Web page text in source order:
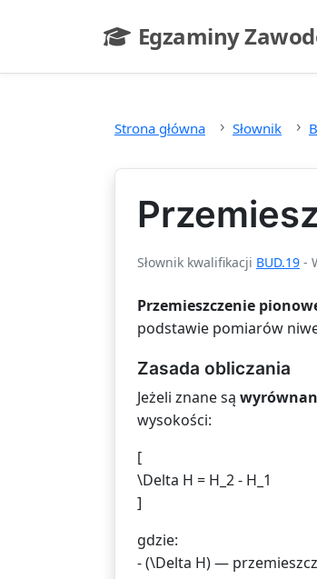
Egzaminy
- strona główna
Strona główna Słownik
Słownik kwalifikacji BUD.19 -
Przemieszczenie
podstawie pomiarów
Zasada obliczania
Jeżeli znane są
wysokości:
[
\Delta H = H_2 - H_1
]
gdzie:
- (\Delta H) —